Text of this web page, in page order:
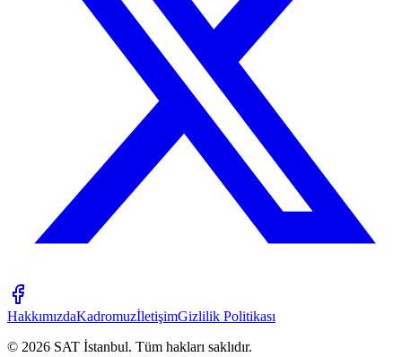
HakkımızdaKadromuzİletişimGizlilik Politikası
© 2026 SAT İstanbul. Tüm hakları saklıdır.